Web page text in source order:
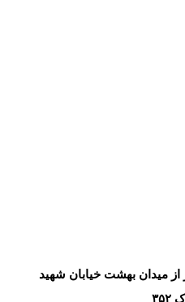
از میدان بهشت خیابان شهید